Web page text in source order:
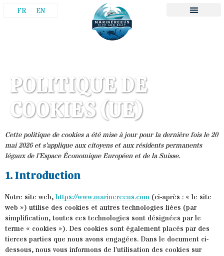
FR EN
POLITIQUE DE
COOKIES (UE)
Cette politique de cookies a été mise à jour pour la dernière fois le 20
mai 2026 et s’applique aux citoyens et aux résidents permanents
légaux de l’Espace Économique Européen et de la Suisse.
1. Introduction
Notre site web, https://www.marinereeus.com (ci-après : « le site
web ») utilise des cookies et autres technologies liées (par
simplification, toutes ces technologies sont désignées par le
terme « cookies »). Des cookies sont également placés par des
tierces parties que nous avons engagées. Dans le document ci-
dessous, nous vous informons de l’utilisation des cookies sur